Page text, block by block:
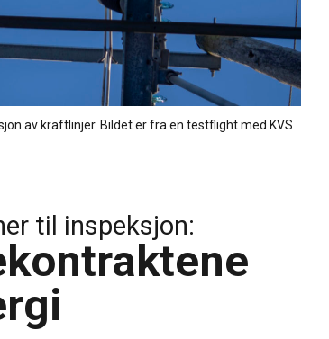
av kraftlinjer. Bildet er fra en testflight med KVS
til inspeksjon: